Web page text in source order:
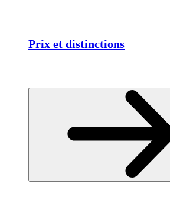
Prix et distinctions